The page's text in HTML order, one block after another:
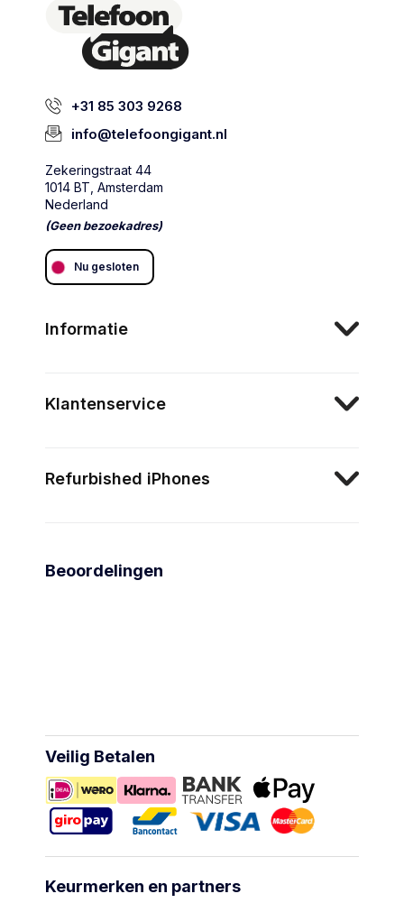
+31 85 303 9268
info@telefoongigant.nl
Zekeringstraat 44
1014 BT, Amsterdam
Nederland
(Geen bezoekadres)
Nu gesloten
Informatie
Klantenservice
Refurbished iPhones
Beoordelingen
Veilig Betalen
Keurmerken en partners